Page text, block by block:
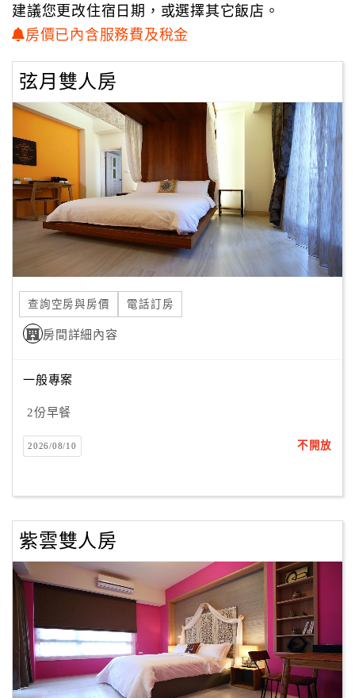
顧
務
顧
客
滿
意
度
訂
單
管
理
員
戶
客
服
聯
單
Line
線
上
客
assistance for taxi service and the purchase of sightseeing
tour ticket.
There are 5 spacious and very comfortable rooms. Each
room is equipped with a private bathroom (bathtub or
shower), a 42”flat-screen TV, air conditioning and fire and
smoke detectors. Free toiletries, electric kettle,
complimentary tea and coffee are provided for guests’’
convenience. Whatever the purpose of your visit, Sheng-An
Number 1 B&B is an excellent choice for your stay in
Hualien.
建議您更改住宿日期，或選擇其它飯店。
房價已內含服務費及稅金
弦月雙人房
查詢空房與房價 電話訂房
房間詳細內容
一般專案
2份早餐
2026/08/10 不開放
紫雲雙人房